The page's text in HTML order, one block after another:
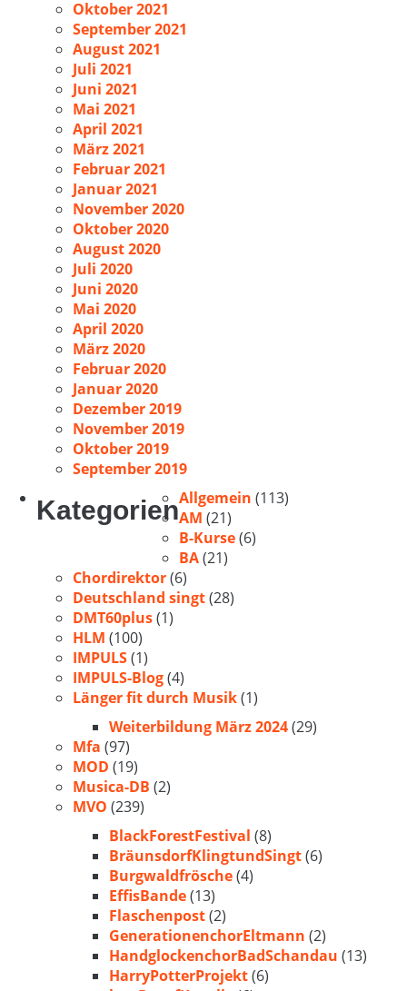
Oktober 2021
September 2021
August 2021
Juli 2021
Juni 2021
Mai 2021
April 2021
März 2021
Februar 2021
Januar 2021
November 2020
Oktober 2020
August 2020
Juli 2020
Juni 2020
Mai 2020
April 2020
März 2020
Februar 2020
Januar 2020
Dezember 2019
November 2019
Oktober 2019
September 2019
KategorienAllgemein (113)
AM (21)
B-Kurse(6)
BA(21)
Chordirektor(6)
Deutschland singt(28)
DMT60plus(1)
HLM (100)
IMPULS(1)
IMPULS-Blog(4)
Länger fit durch Musik(1)
Weiterbildung März 2024(29)
Mfa (97)
MOD (19)
Musica-DB (2)
MVO (239)
BlackForestFestival (8)
BräunsdorfKlingtundSingt(6)
Burgwaldfrösche(4)
EffisBande(13)
Flaschenpost(2)
GenerationenchorEltmann (2)
HandglockenchorBadSchandau (13)
HarryPotterProjekt(6)